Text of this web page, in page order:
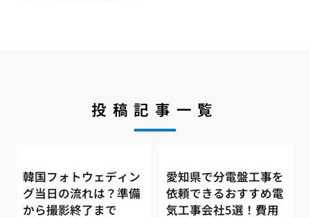
投稿記事一覧
韓国フォトウェディン
グ当日の流れは？準備
から撮影終了まで
愛知県で分電盤工事を
依頼できるおすすめ電
気工事会社5選！費用